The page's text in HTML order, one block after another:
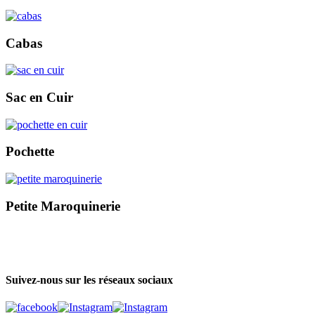
Cabas
Sac en Cuir
Pochette
Petite Maroquinerie
Suivez-nous sur les réseaux sociaux